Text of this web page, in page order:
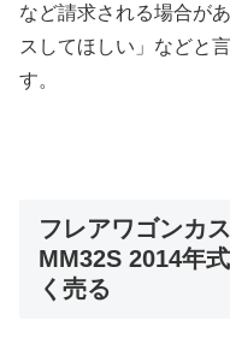
など請求される場合が
スしてほしい」などと
す。
フレアワゴンカ
MM32S 2014年
く売る